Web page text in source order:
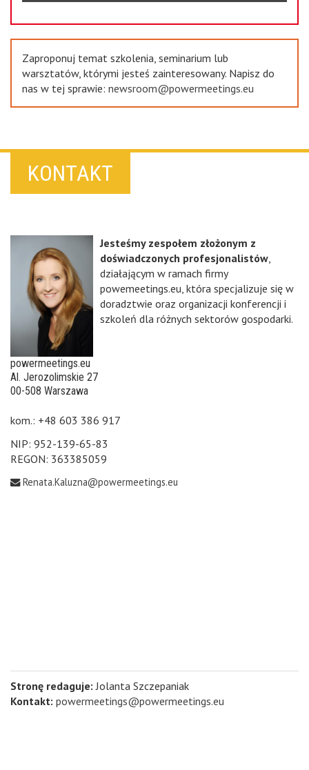
Zaproponuj temat szkolenia, seminarium lub
warsztatów, którymi jesteś zainteresowany. Napisz do
nas w tej sprawie: newsroom@powermeetings.eu
KONTAKT
Jesteśmy zespołem złożonym z
doświadczonych profesjonalistów
działającym w ramach firmy
powemeetings.eu, która specjalizuje się w
doradztwie oraz organizacji konferencji i
szkoleń dla różnych sektorów gospodarki.
powermeetings.eu
Al. Jerozolimskie 27
00-508 Warszawa
kom.: +48 603 386 917
NIP: 952-139-65-83
REGON: 363385059
Renata.Kaluzna@powermeetings.eu
Stronę redaguje: Jolanta Szczepaniak
Kontakt: powermeetings@powermeetings.eu